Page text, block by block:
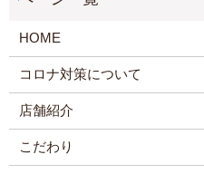
HOME
コロナ対策について
店舗紹介
こだわり